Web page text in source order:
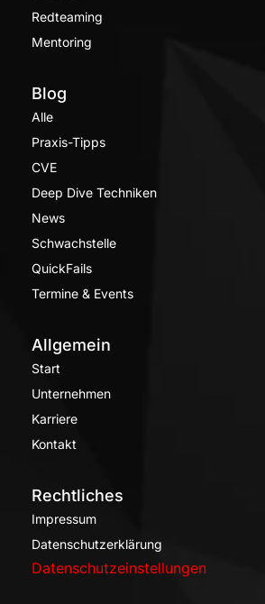
Redteaming
Mentoring
Blog
Alle
Praxis-Tipps
CVE
Deep Dive Techniken
News
Schwachstelle
QuickFails
Termine & Events
Allgemein
Start
Unternehmen
Karriere
Kontakt
Rechtliches
Impressum
Datenschutzerklärung
Datenschutzeinstellungen